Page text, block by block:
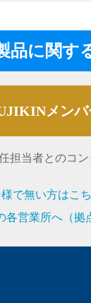
品に関す
メンバ
担当者とのコ
で無い方はこ
営業所へ（拠